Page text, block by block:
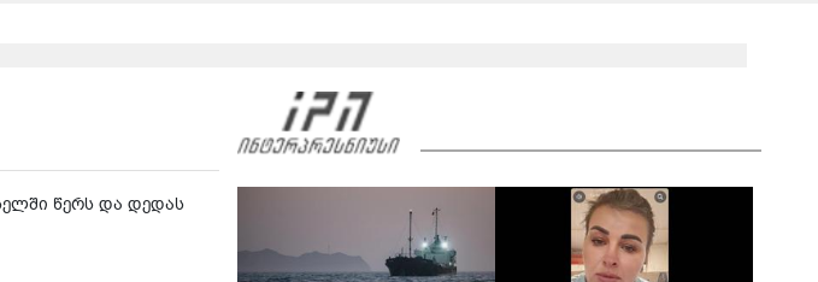
ვინერვიულე იმ ბავშვებზე, რომლებიც
"საუკუნის დედამთილი" - ვიდეო ქორწილიდან,
რომელსაც დიდი გამოხმაურება მოჰყვა
წერს და დედას